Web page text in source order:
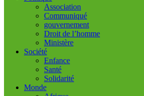
Association
Communiqué
gouvernement
Droit de l’homme
Ministère
Société
Enfance
Santé
Solidarité
Monde